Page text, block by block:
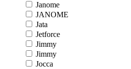
Janome
JANOME
Jata
Jetforce
Jimmy
Jimmy
Jocca